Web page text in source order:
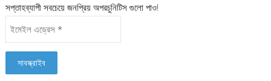
সপ্তাহব্যাপী সবচেয়ে জনপ্রিয় অপরচুনিটিস গুলো পাও!